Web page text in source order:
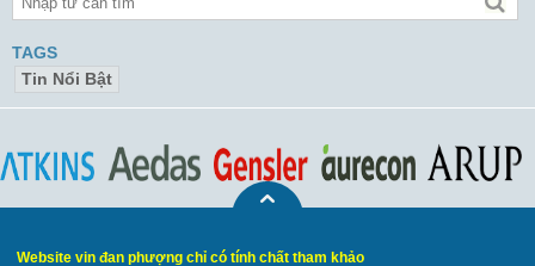
TAGS
Tin Nổi Bật
Website vin đan phượng chỉ có tính chất tham khảo